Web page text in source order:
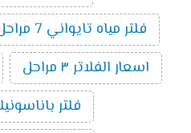
فلتر مياه تايواني 7 مراحل
اسعار الفلاتر ٣ مراحل
فلتر باناسونيك 7